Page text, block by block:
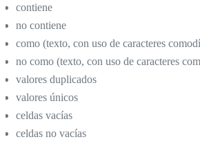
contiene
no contiene
como (texto, con uso de caracteres
no como (texto, con uso de caracteres
valores duplicados
valores únicos
celdas vacías
celdas no vacías